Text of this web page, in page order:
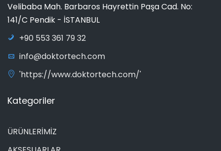
Velibaba Mah. Barbaros Hayrettin Paşa Cad. No:
141/C Pendik - İSTANBUL
+90 553 361 79 32
info@doktortech.com
'https://www.doktortech.com/'
Kategoriler
ÜRÜNLERİMİZ